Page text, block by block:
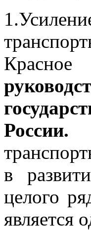
России.
в
целого
является